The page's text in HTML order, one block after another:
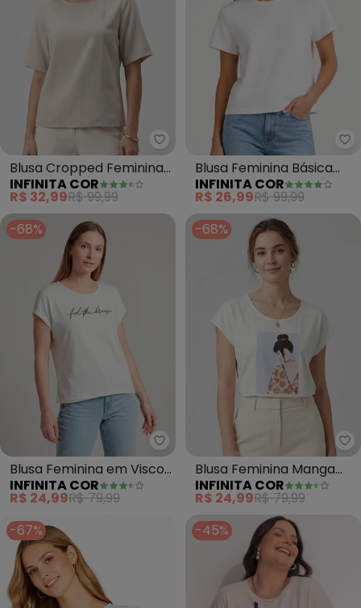
Infinita Cor - Blusa Cropped
Blusa Cropped Feminina
em Viscose (Bege)
INFINITA COR
R$ 32,99R$ 99,99
Blusa Feminina Básica
Malha Uir (Bege)
INFINITA COR
R$ 26,99R$ 99,99
-68%
Infinita Cor - Blusa Feminina
Blusa Feminina em Visco
Tricot (Bege)
INFINITA COR
R$ 24,99R$ 79,99
-68%
Blusa Feminina Manga
Curta (Bege)
INFINITA COR
R$ 24,99R$ 79,99
-67%
-45%